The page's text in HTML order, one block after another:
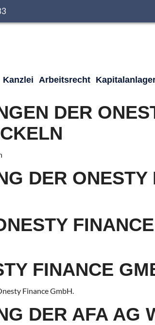
Kanzlei Arbeitsrecht
DER
DER
FINANCE
Finance GmbH.
DER AFA AG